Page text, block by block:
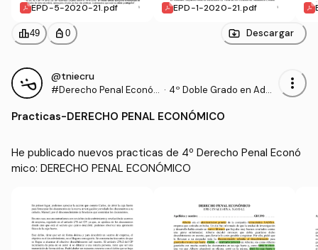
EPD-5-2020-21.pdf EPD-1-2020-21.pdf
leaderboard49 personal_bag 0 Descargar
@tniecru
#Derecho Penal Econó
· 4º Doble Grado en Admi
e Empresas y Derecho
more_vert
Practicas-DERECHO PENAL ECONÓMICO
He publicado nuevos practicas de 4º Derecho Penal Econó
mico: DERECHO PENAL ECONÓMICO